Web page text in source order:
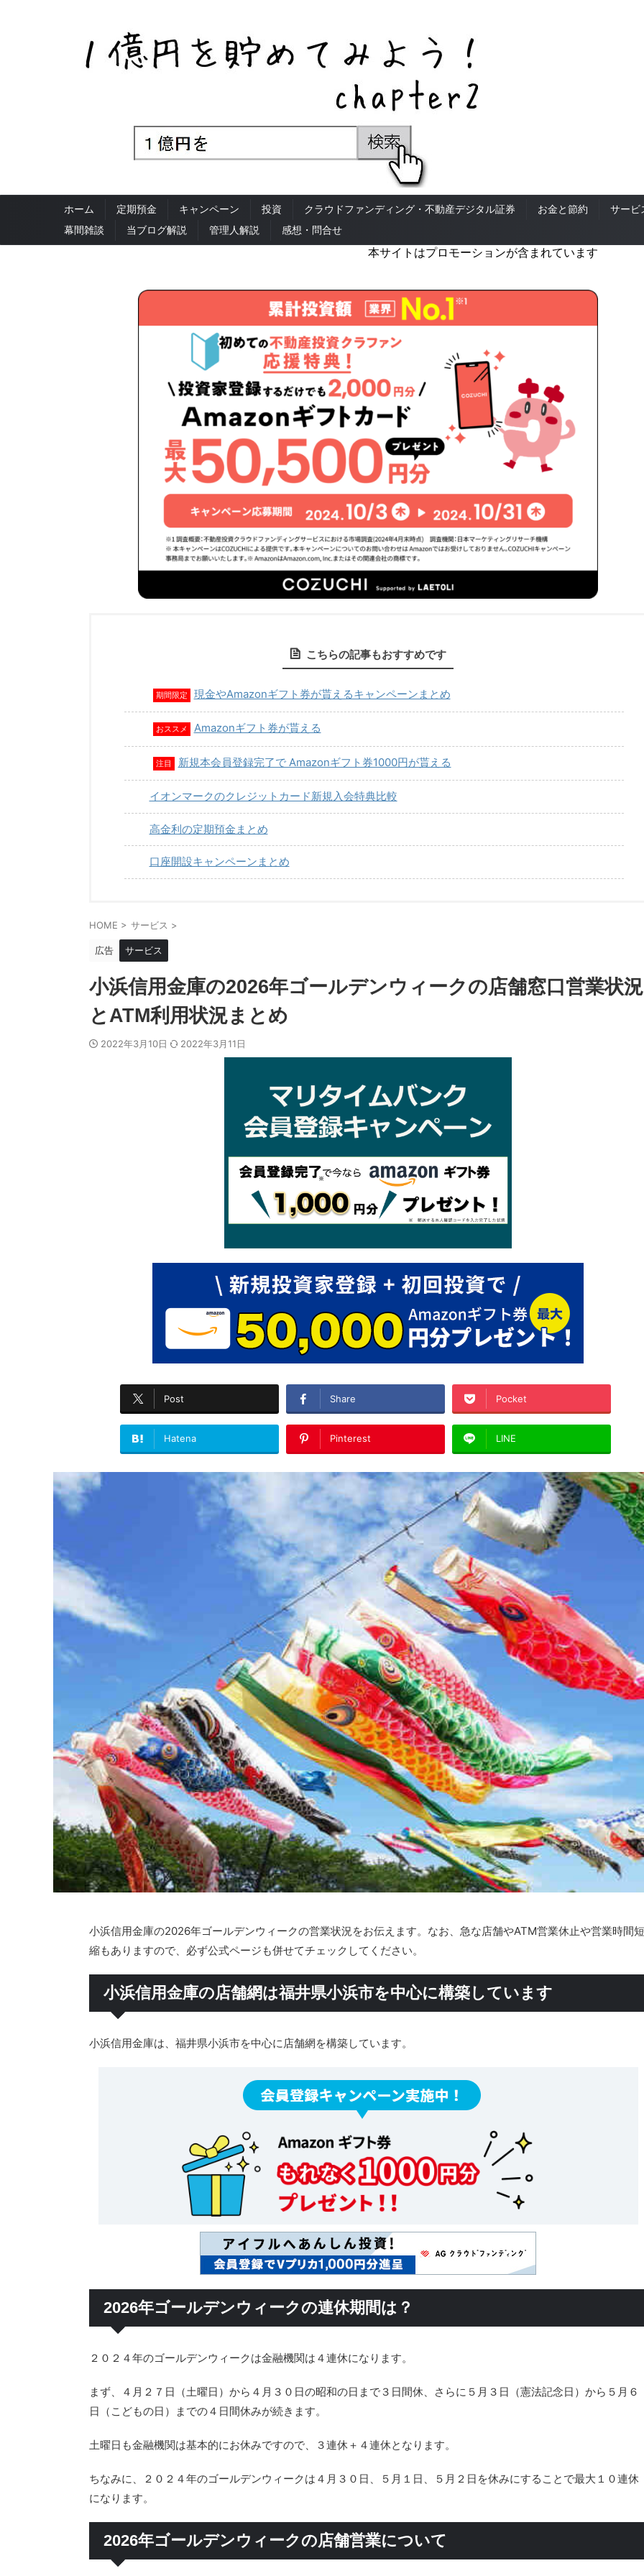
ホーム 定期預金 キャンペーン 投資 クラウドファンディング・不動産デジタル証券 お金と節約
サービ
幕間雑談
当ブログ解説 管理人解説 感想・問合せ
本サイトはプロモーションが含まれています
こちらの記事もおすすめです
期間限定 現金やAmazonギフト券が貰えるキャンペーンまとめ
おススメ Amazonギフト券が貰える
注目 新規本会員登録完了で Amazonギフト券1000円が貰える
イオンマークのクレジットカード新規入会特典比較
高金利の定期預金まとめ
口座開設キャンペーンまとめ
HOME > サービス >
広告 サービス
小浜信用金庫の2026年ゴールデンウィークの店舗窓口営業状況
とATM利用状況まとめ
2022年3月10日 2022年3月11日
Post Share Pocket
Hatena Pinterest LINE
小浜信用金庫の2026年ゴールデンウィークの営業状況をお伝えます。なお、急な店舗やATM営業休止や営業時間短
縮もありますので、必ず公式ページも併せてチェックしてください。
小浜信用金庫の店舗網は福井県小浜市を中心に構築しています
小浜信用金庫は、福井県小浜市を中心に店舗網を構築しています。
2026年ゴールデンウィークの連休期間は？
２０２４年のゴールデンウィークは金融機関は４連休になります。
まず、４月２７日（土曜日）から４月３０日の昭和の日まで３日間休、さらに５月３日（憲法記念日）から５月６
日（こどもの日）までの４日間休みが続きます。
土曜日も金融機関は基本的にお休みですので、３連休＋４連休となります。
ちなみに、２０２４年のゴールデンウィークは４月３０日、５月１日、５月２日を休みにすることで最大１０連休
になります。
2026年ゴールデンウィークの店舗営業について